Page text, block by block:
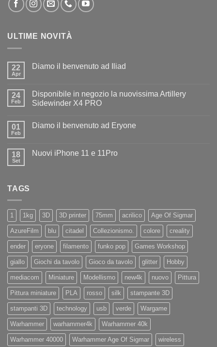
ULTIME NOVITÀ
22
Apr
Diamo il benvenuto ad Iliad
Diamo
il
benvenuto
24
Feb
Disponibile in negozio la nuovissima Artillery
Sidewinder X4 PRO
su
la
nuovissima
01
Feb
Diamo il benvenuto ad Eryone
Diamo
18
Set
Nuovi iPhone 11 e 11Pro
TAGS
1 1kg 3D 3D printer 75mm acrilico Age Of Sigmar
AzureFilm blu citadel Collezionismo. colore creality
ender eryone filamento funko pop Games Workshop
giallo Giochi da tavolo Gioco da tavolo glitter Hobby
mediacom Miniature Modellismo new4k nuovo Pittura
Pittura miniature PLA rosso silk stampante 3D
stampanti 3D technology usb verde Wargame
Warhammer warhammer4k Warhammer 40k
Warhammer 40000 Warhammer Age Of Sigmar wireless